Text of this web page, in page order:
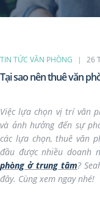
TIN TỨC VĂN PHÒNG 26
Tại sao nên thuê văn
Việc lựa chọn vị trí văn
và ảnh hưởng đến sự
các lựa chọn, thuê văn
đầu được nhiều doanh
phòng ở trung tâm?
đây. Cùng xem ngay nhé!